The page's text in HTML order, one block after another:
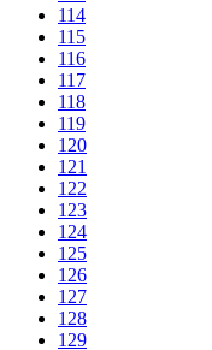
114
115
116
117
118
119
120
121
122
123
124
125
126
127
128
129